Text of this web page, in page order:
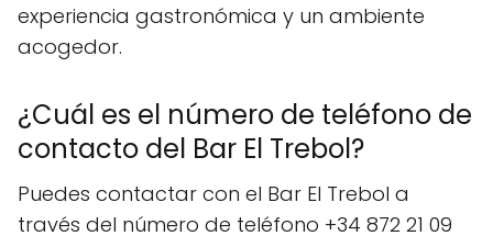
experiencia gastronómica y un ambiente
acogedor.
¿Cuál es el número de teléfono de
contacto del Bar El Trebol?
Puedes contactar con el Bar El Trebol a
través del número de teléfono +34 872 21 09